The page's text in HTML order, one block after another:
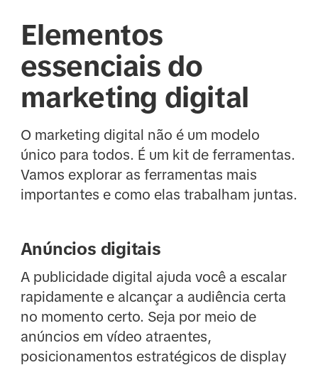
Elementos
essenciais do
marketing digital
O marketing digital não é um modelo
único para todos. É um kit de ferramentas.
Vamos explorar as ferramentas mais
importantes e como elas trabalham juntas.
Anúncios digitais
A publicidade digital ajuda você a escalar
rapidamente e alcançar a audiência certa
no momento certo. Seja por meio de
anúncios em vídeo atraentes,
posicionamentos estratégicos de display